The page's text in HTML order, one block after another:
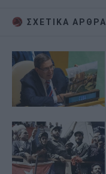
ΣΧΕΤΙΚA AΡΘΡΑ